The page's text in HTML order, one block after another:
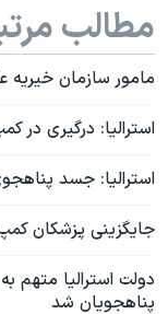
مطالب
مامور سازمان
استرالیا: درگیری در کمپ
استرالیا: جسد
جایگزینی پزشکان کمپ
دولت استرالیا متهم
پناهجویان شد